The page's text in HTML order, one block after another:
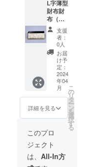
ターン
価格
は、税
込、送
料込み
の価格
です。
（約
cm）：
11X20.
5X2.5 ※
プロ
ジェク
ト期間
中の特
別価格
として
定価
30,000
円（税
抜）の
させて
頂きま
す。 リ
ターン
価格
L字薄型
財布財
布（濃
茶） 白
革：ニ
ホンシ
カ革に
漆付け
濃茶無
地革：
イタリ
ア製高
級牛革
商品サ
イズ
（約
cm）：
9X19X2
化粧箱
サイズ
（約
支援
者：
0人
お届
け予
定：
2024
年04
月
詳細を見る
こ
の
リ
タ
ー
ン
を
選
択
す
る
このプロ
ジェクト
は、 All-In方